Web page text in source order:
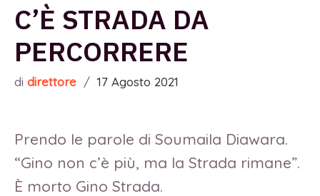
C’È STRADA DA
PERCORRERE
di direttore / 17 Agosto 2021
Prendo le parole di Soumaila Diawara.
“Gino non c’è più, ma la Strada rimane”.
È morto Gino Strada.